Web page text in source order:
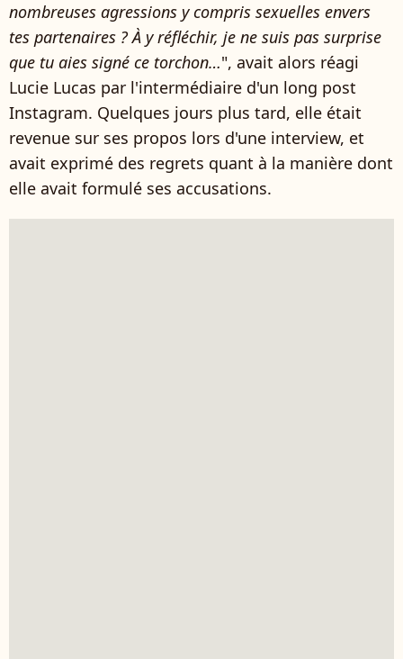
nombreuses agressions y compris sexuelles envers
tes partenaires ? À y réfléchir, je ne suis pas surprise
que tu aies signé ce torchon…", avait alors réagi
Lucie Lucas par l'intermédiaire d'un long post
Instagram. Quelques jours plus tard, elle était
revenue sur ses propos lors d'une interview, et
avait exprimé des regrets quant à la manière dont
elle avait formulé ses accusations.